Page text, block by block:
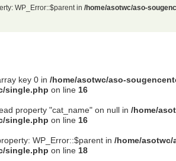
WP_Error::$parent in /home/asotwc/aso-
key 0 in /home/asotwc/aso-
single.php on line 16
property "cat_name" on null in /home/
single.php on line 16
WP_Error::$parent in /home/
single.php on line 18